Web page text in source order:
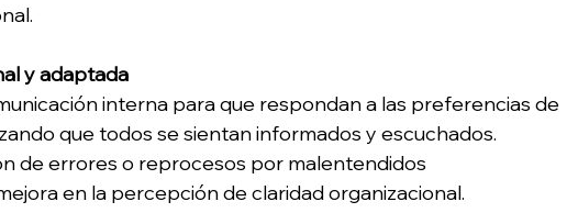
y adaptada
interna para que respondan a las preferencias de
que todos se sientan informados y escuchados.
de errores o reprocesos por malentendidos
en la percepción de claridad organizacional.